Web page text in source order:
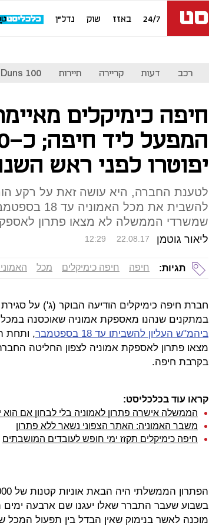
24/7 באזז שוק נדל"ן
רכב דעות קריירה תיירות Duns 100
חיפה כימיקלים
יפוטרו לפני ראש
לטענת החברה, היא עושה זאת על רקע
להשבית את מכל
שמשרדי הממשלה לא מצאו פתרון
ליאור גוטמן 12:29 22.08.17
תגיות: חיפה חיפה כימיקלים מכל
חברת חיפה כימיקלים הודיעה הבוקר (ג') על
במתקנים שנהנו מאספקת אמוניה שאוכסנה
ביהמ"ש העליון להשביתו עד 18 בספטמבר
, ותחת
מצאו פתרון לאספקת אמוניה לצפון החליטה
בקרבת חיפה.
קראו עוד בכלכליסט:
הממשלה אישרה פתרון לאמוניה בלי לבחון אם הוא
משבר האמוניה: האתר הצפוני נשאר ללא פתרון
חיפה כימיקלים תקזז ימי חופש לעובדים המושבתים
בשבוע שעבר התברר שאלו יעגנו שם ארבעה
מוכנה לאשר בנימוק שאין הבדל בין תפעול המכל